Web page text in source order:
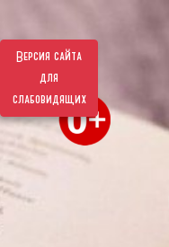
Версия сайта
для
слабовидящих